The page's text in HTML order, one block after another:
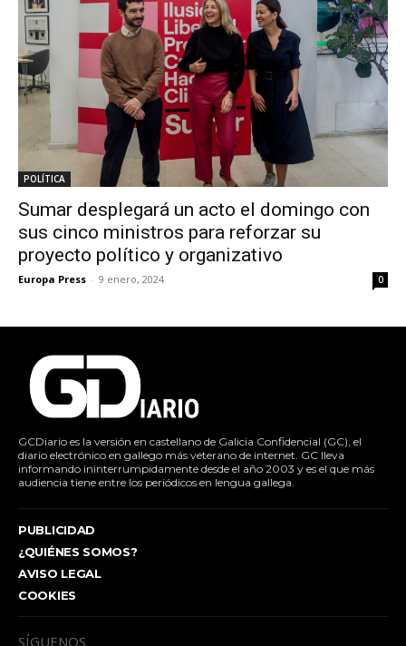
POLÍTICA
Sumar desplegará un acto el domingo con
sus cinco ministros para reforzar su
proyecto político y organizativo
Europa Press - 9 enero, 2024 0
GCDiario es la versión en castellano de Galicia Confidencial (GC), el
diario electrónico en gallego más veterano de internet. GC lleva
informando ininterrumpidamente desde el año 2003 y es el que más
audiencia tiene entre los periódicos en lengua gallega.
PUBLICIDAD
¿QUIÉNES SOMOS?
AVISO LEGAL
COOKIES
SÍGUENOS